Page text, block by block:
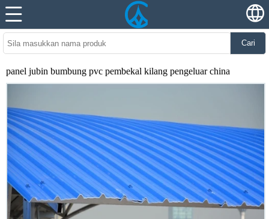
Cari
panel jubin bumbung pvc pembekal kilang pengeluar china